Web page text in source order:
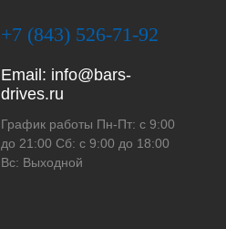
+7 (843) 526-71-92
Email: info@bars-
drives.ru
График работы Пн-Пт: с 9:00
до 21:00 Сб: с 9:00 до 18:00
Вс: Выходной